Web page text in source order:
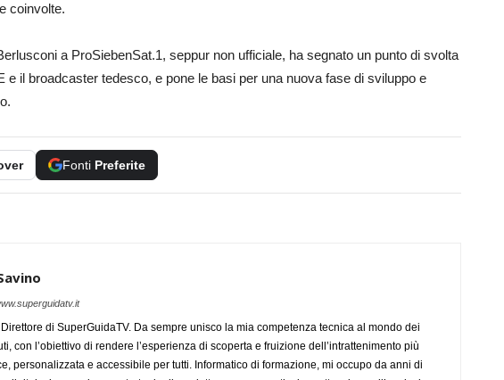
coinvolte.
a ProSiebenSat.1, seppur non ufficiale, ha segnato un punto di svolta
e il broadcaster tedesco, e pone le basi per una nuova fase di sviluppo e
Fonti Preferite
di SuperGuidaTV. Da sempre unisco la mia competenza tecnica al mondo dei
con l’obiettivo di rendere l’esperienza di scoperta e fruizione dell’intrattenimento più
personalizzata e accessibile per tutti. Informatico di formazione, mi occupo da anni di